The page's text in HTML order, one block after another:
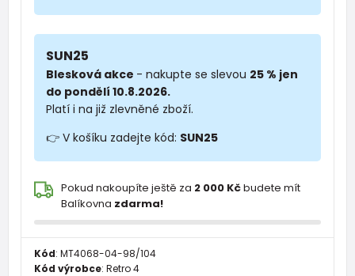
SUN25
Blesková akce - nakupte se slevou 25 % jen
do pondělí 10.8.2026.
Platí i na již zlevněné zboží.
👉 V košíku zadejte kód: SUN25
Pokud nakoupíte ještě za 2 000 Kčbudete mít
Balíkovna zdarma!
Kód: MT4068-04-98/104
Kód výrobce: Retro 4